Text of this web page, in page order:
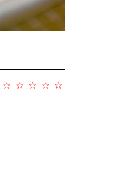
☆
☆
☆
☆
☆